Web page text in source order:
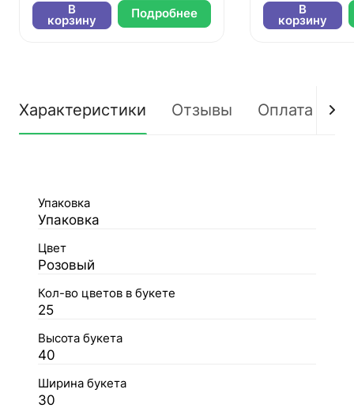
В
корзину Подробнее В
корзину
Характеристики Отзывы Оплата
Упаковка
Упаковка
Цвет
Розовый
Кол-во цветов в букете
25
Высота букета
40
Ширина букета
30